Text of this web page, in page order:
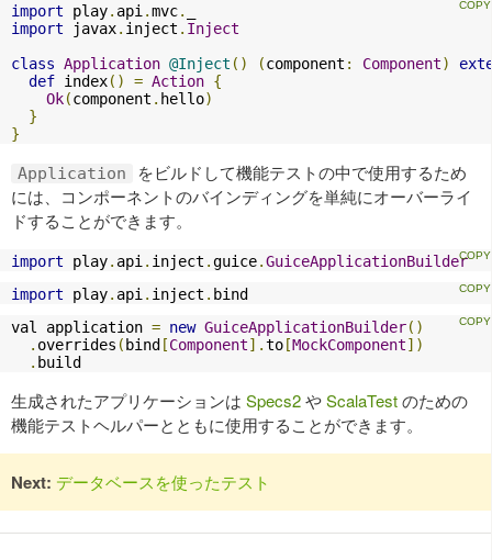
import play. api.mvc.
import javax. inject . Inject
class Application @Inject () (component : Component)
def index() = Action {
Ok(component . hello)
}
}
Application
をビルドして機能テストの中で使用するため
には、コンポーネントのバインディングを単純にオーバーライ
ドすることができます。
import play. api. inject .guice.GuiceApplicationBuilder
import play. api. inject . bind
val application = new GuiceApplicationBuilder()
. overrides ( bind [Component].to [MockComponent])
. build
生成されたアプリケーションは Specs2やScalaTestのための
機能テストヘルパーとともに使用することができます。
Next: データベースを使ったテスト